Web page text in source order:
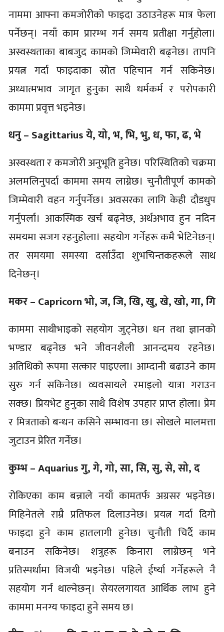
नाममा आफ्ना कमजोरीको फाइदा उठाउनेहरू मात्र फेला
पर्नेछन्। नयाँ काम प्रारम्भ गर्न समय प्रतीक्षा गर्नुहोला।
अस्वस्थताका बाबजुद कामको जिम्मेवारी बढ्नेछ। तापनि
प्रयत्न गर्दा फाइदाका स्रोत पहिचान गर्न सकिनेछ।
अध्यात्मभाव जागृत हुनुका साथै धर्मकर्म र परोपकारी
काममा प्रवृत्त भइनेछ।
धनु – Sagittarius ये, यो, भ, भि, भु, ध, फा, ढ, भे
अस्वस्थता र कमजोरी अनुभूति हुनेछ। परिस्थितिको चक्रमा
अलमलिनुपर्दा काममा समय लाग्नेछ। चुनौतीपूर्ण कामको
जिम्मेवारी वहन गर्नुपर्नेछ। अवसरका लागि केही दौडधुप
गर्नुपर्ला। आकस्मिक खर्च बढ्नेछ, अर्थअभाव हुन नदिन
समयमा सजग रहनुहाेला। सहयोग गर्नेहरू कमै भेटिनेछन्।
तर समयमा समस्या दर्साउँदा शुभचिन्तकहरूले साथ
दिनेछन्।
मकर – Capricorn भो, ज, जि, खि, खु, खे, खो, गा, गि
काममा साथीभाइको सहयोग जुट्नेछ। धन तथा ज्ञानको
भण्डार बढ्नेछ भने जीवनशैली आनन्दमय रहनेछ।
अतिथिको रूपमा सत्कार पाइएला। आम्दानी बढाउने काम
सुरु गर्न सकिनेछ। व्यवसायले रमाइलो यात्रा गराउन
सक्छ। प्रियभेट हुनुका साथै विशेष उपहार प्राप्त होला। प्रेम
र मित्रताको बन्धन कसिने सम्भावना छ। सोखले मालमत्ता
जुटाउन प्रेरित गर्नेछ।
कुम्भ – Aquarius गु, गे, गो, सा, सि, सु, से, सो, द
रोकिएका काम बन्नाले नयाँ कामतर्फ अग्रसर भइनेछ।
मिहिनेतले राम्रै प्रतिफल दिलाउनेछ। प्रयत्न गर्दा दिगो
फाइदा हुने काम हातलागी हुनेछ। चुनौती चिर्दै काम
बनाउन सकिनेछ। शत्रुहरू किनारा लाग्नेछन् भने
प्रतिस्पर्धामा विजयी भइनेछ। पहिले ईर्ष्या गर्नेहरूले नै
सहयोग गर्न थाल्नेछन्। सेयरलगायत आर्थिक लाभ हुने
काममा मनग्य फाइदा हुने समय छ।